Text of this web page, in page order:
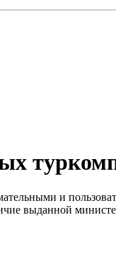
и
выданной